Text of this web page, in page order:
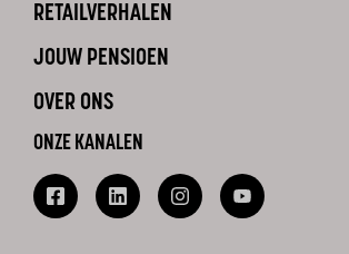
RETAILVERHALEN
JOUW PENSIOEN
OVER ONS
ONZE KANALEN